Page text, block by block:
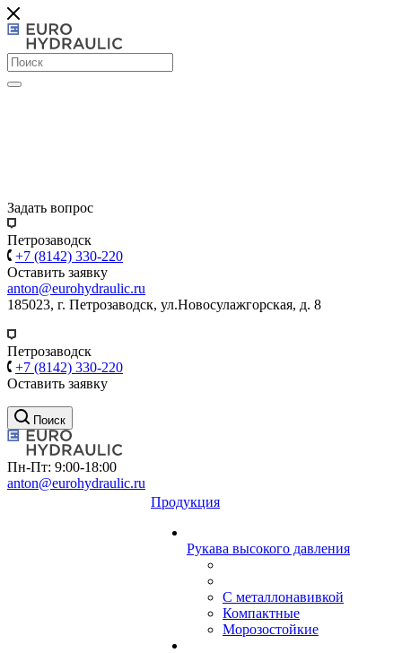
Задать вопрос
Петрозаводск
+7 (8142) 330-220
Оставить заявку
anton@eurohydraulic.ru
185023, г. Петрозаводск, ул.Новосулажгорская, д. 8
Петрозаводск
+7 (8142) 330-220
Оставить заявку
Поиск
Пн-Пт: 9:00-18:00
anton@eurohydraulic.ru
Продукция
Рукава высокого давления
С металлонавивкой
Компактные
Морозостойкие